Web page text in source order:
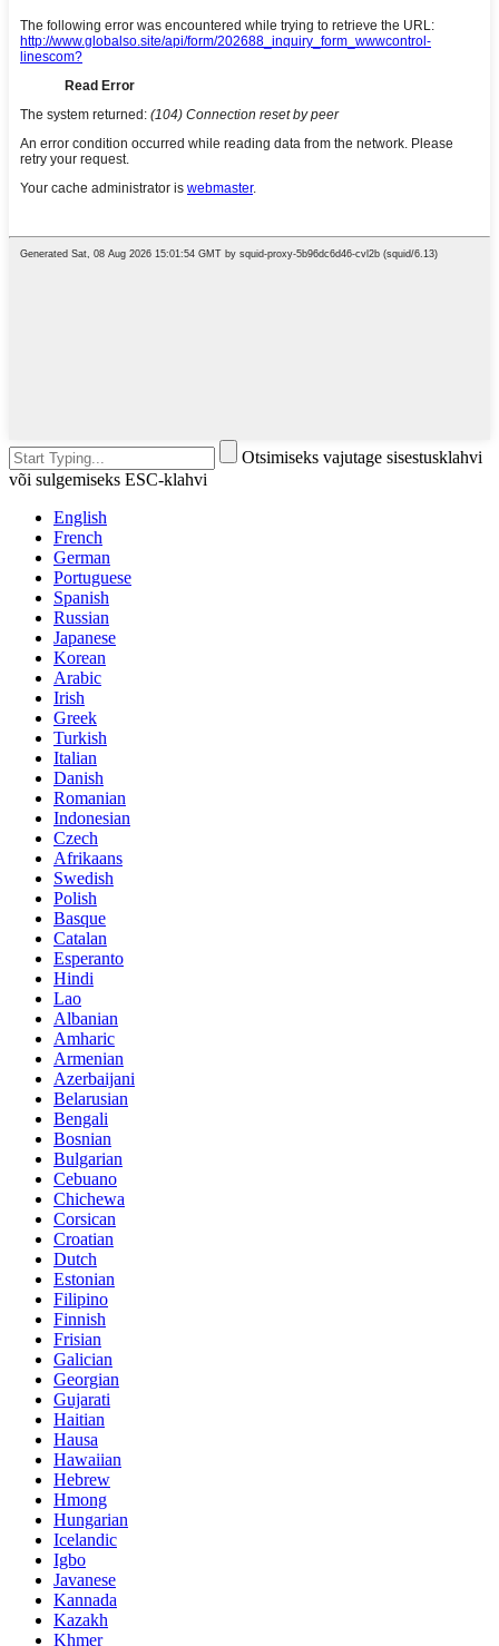
Otsimiseks vajutage sisestusklahvi
või sulgemiseks ESC-klahvi
English
French
German
Portuguese
Spanish
Russian
Japanese
Korean
Arabic
Irish
Greek
Turkish
Italian
Danish
Romanian
Indonesian
Czech
Afrikaans
Swedish
Polish
Basque
Catalan
Esperanto
Hindi
Lao
Albanian
Amharic
Armenian
Azerbaijani
Belarusian
Bengali
Bosnian
Bulgarian
Cebuano
Chichewa
Corsican
Croatian
Dutch
Estonian
Filipino
Finnish
Frisian
Galician
Georgian
Gujarati
Haitian
Hausa
Hawaiian
Hebrew
Hmong
Hungarian
Icelandic
Igbo
Javanese
Kannada
Kazakh
Khmer